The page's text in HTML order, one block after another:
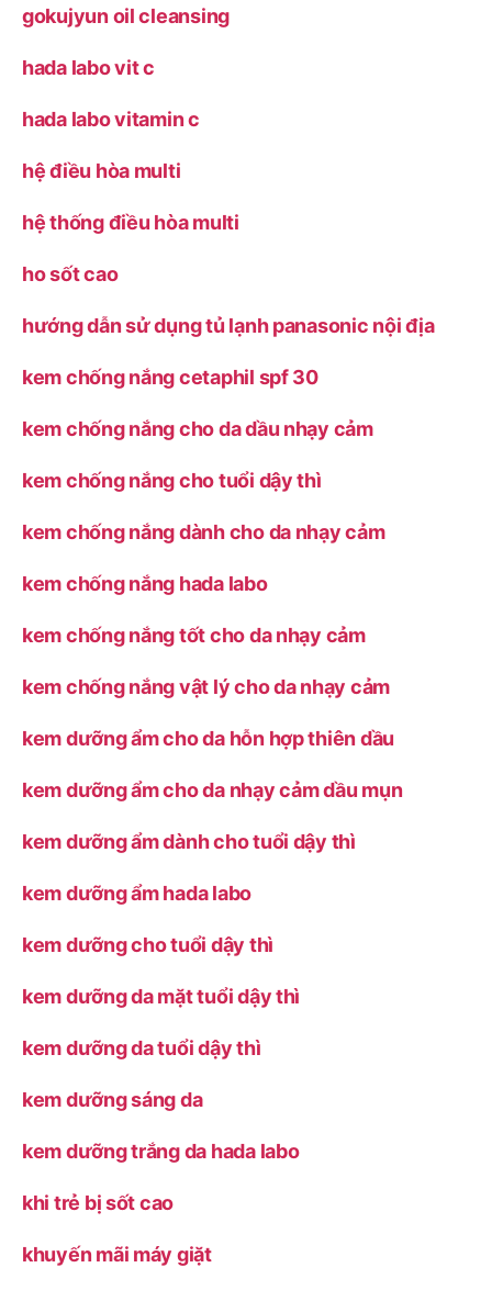
gokujyun oil cleansing
hada labo vit c
hada labo vitamin c
hệ điều hòa multi
hệ thống điều hòa multi
ho sốt cao
hướng dẫn sử dụng tủ lạnh panasonic nội địa
kem chống nắng cetaphil spf 30
kem chống nắng cho da dầu nhạy cảm
kem chống nắng cho tuổi dậy thì
kem chống nắng dành cho da nhạy cảm
kem chống nắng hada labo
kem chống nắng tốt cho da nhạy cảm
kem chống nắng vật lý cho da nhạy cảm
kem dưỡng ẩm cho da hỗn hợp thiên dầu
kem dưỡng ẩm cho da nhạy cảm dầu mụn
kem dưỡng ẩm dành cho tuổi dậy thì
kem dưỡng ẩm hada labo
kem dưỡng cho tuổi dậy thì
kem dưỡng da mặt tuổi dậy thì
kem dưỡng da tuổi dậy thì
kem dưỡng sáng da
kem dưỡng trắng da hada labo
khi trẻ bị sốt cao
khuyến mãi máy giặt